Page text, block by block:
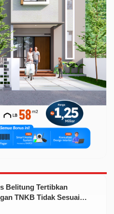
Belitung Tertibkan
TNKB Tidak Sesuai